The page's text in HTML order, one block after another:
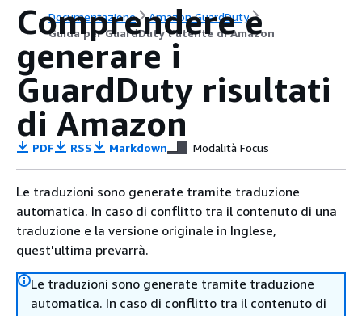
Documentazione
Amazon GuardDuty
Guida per GuardDuty l'utente di Amazon
Comprendere e
generare i
GuardDuty risultati
di Amazon
PDF RSS Markdown Modalità Focus
Le traduzioni sono generate tramite traduzione
automatica. In caso di conflitto tra il contenuto di una
traduzione e la versione originale in Inglese,
quest'ultima prevarrà.
Le traduzioni sono generate tramite traduzione
automatica. In caso di conflitto tra il contenuto di